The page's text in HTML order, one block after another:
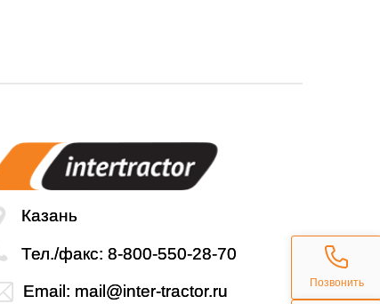
Казань
Тел./факс: 8-800-550-28-70
Email: mail@inter-tractor.ru Позвонить